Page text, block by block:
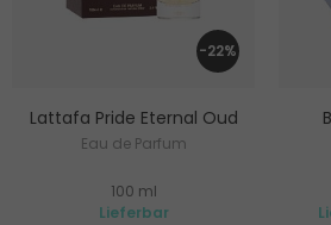
-22%
Lattafa Pride Eternal Oud
Eau de Parfum
100 ml
Lieferbar